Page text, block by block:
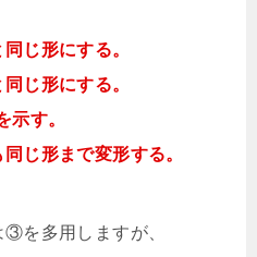
じ形にする。
じ形にする。
示す。
じ形まで変形する。
を多用しますが、